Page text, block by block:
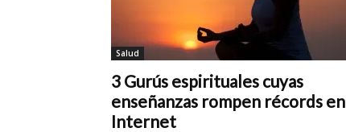
Salud
3 Gurús espirituales cuyas
enseñanzas rompen récords en
Internet